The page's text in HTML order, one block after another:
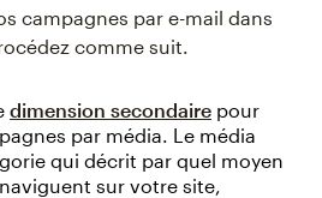
campagnes par e-mail dans
comme suit.
dimension secondaire pour
par média. Le média
qui décrit par quel moyen
sur votre site,